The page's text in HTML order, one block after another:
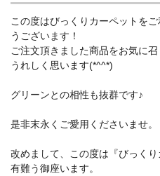
この度はびっくりカーペットを
うございます！
ご注文頂きました商品をお気に
うれしく思います(*^^*)
グリーンとの相性も抜群です♪
是非末永くご愛用くださいませ。
改めまして、この度は『びっく
有難う御座います。